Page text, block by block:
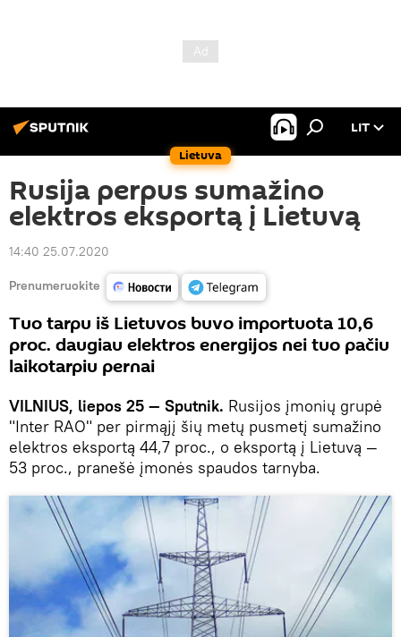
Lietuva
LIT
Rusija perpus sumažino
elektros eksportą į Lietuvą
14:40 25.07.2020
Prenumeruokite
Tuo tarpu iš Lietuvos buvo importuota 10,6
proc. daugiau elektros energijos nei tuo pačiu
laikotarpiu pernai
VILNIUS, liepos 25 — Sputnik. Rusijos įmonių grupė
"Inter RAO" per pirmąjį šių metų pusmetį sumažino
elektros eksportą 44,7 proc., o eksportą į Lietuvą —
53 proc., pranešė įmonės spaudos tarnyba.